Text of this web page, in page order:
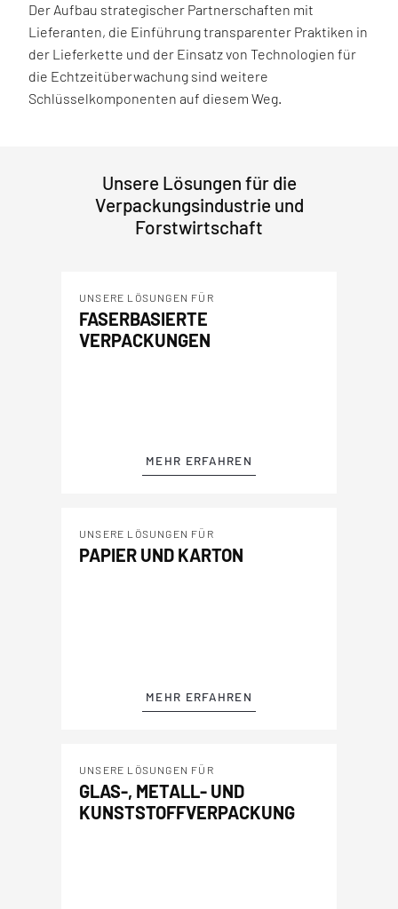
Der Aufbau strategischer Partnerschaften mit
Lieferanten, die Einführung transparenter Praktiken in
der Lieferkette und der Einsatz von Technologien für
die Echtzeitüberwachung sind weitere
Schlüsselkomponenten auf diesem Weg.
Unsere Lösungen für die
Verpackungsindustrie und
Forstwirtschaft
UNSERE LÖSUNGEN FÜR
FASERBASIERTE
VERPACKUNGEN
MEHR ERFAHREN
UNSERE LÖSUNGEN FÜR
PAPIER UND KARTON
MEHR ERFAHREN
UNSERE LÖSUNGEN FÜR
GLAS-, METALL- UND
KUNSTSTOFFVERPACKUNG